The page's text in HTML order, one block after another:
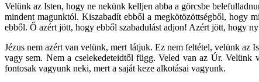
Velünk az Isten, hogy ne nekünk kelljen abba a görcsbe
mindent magunktól. Kiszabadít ebből a megkötözöttségből, hogy
ebből. Ő azért jött, hogy ebből szabadulást adjon! Azért jött, hogy
Jézus nem azért van velünk, mert látjuk. Ez nem feltétel, velünk az
vagy sem. Nem a cselekedeteidtől függ. Veled van az Úr.
fontosak vagyunk neki, mert a saját keze alkotásai vagyunk.